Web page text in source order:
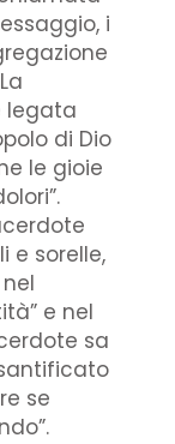
i
legata
di Dio
le gioie
e sorelle,
e nel
sa
se